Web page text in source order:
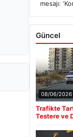
mesajı:
Güncel
08/06/2026
Trafikte
Testere ve